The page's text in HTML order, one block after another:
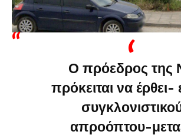
Ο πρόεδρος της
πρόκειται να έρθει-
απροόπτου-